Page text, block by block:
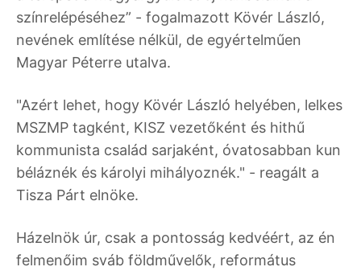
színrelépéséhez” - fogalmazott Kövér László,
nevének említése nélkül, de egyértelműen
Magyar Péterre utalva.
"Azért lehet, hogy Kövér László helyében, lelkes
MSZMP tagként, KISZ vezetőként és hithű
kommunista család sarjaként, óvatosabban kun
béláznék és károlyi mihályoznék." - reagált a
Tisza Párt elnöke.
Házelnök úr, csak a pontosság kedvéért, az én
felmenőim sváb földművelők, református